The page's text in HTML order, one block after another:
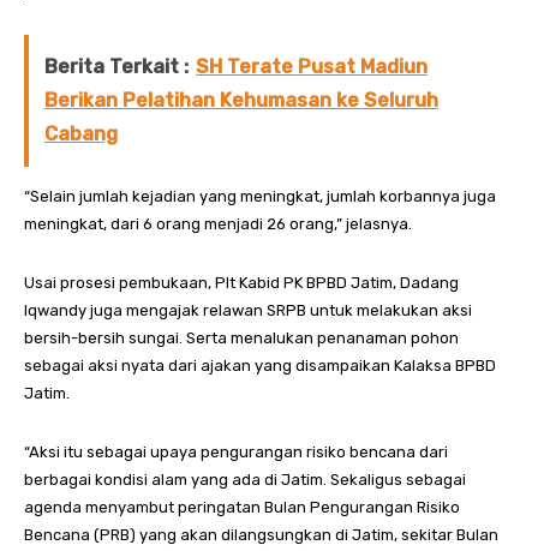
Berita Terkait : SH Terate Pusat Madiun
Berikan Pelatihan Kehumasan ke Seluruh
Cabang
“Selain jumlah kejadian yang meningkat, jumlah korbannya juga
meningkat, dari 6 orang menjadi 26 orang,” jelasnya.
Usai prosesi pembukaan, Plt Kabid PK BPBD Jatim, Dadang
Iqwandy juga mengajak relawan SRPB untuk melakukan aksi
bersih-bersih sungai. Serta menalukan penanaman pohon
sebagai aksi nyata dari ajakan yang disampaikan Kalaksa BPBD
Jatim.
“Aksi itu sebagai upaya pengurangan risiko bencana dari
berbagai kondisi alam yang ada di Jatim. Sekaligus sebagai
agenda menyambut peringatan Bulan Pengurangan Risiko
Bencana (PRB) yang akan dilangsungkan di Jatim, sekitar Bulan